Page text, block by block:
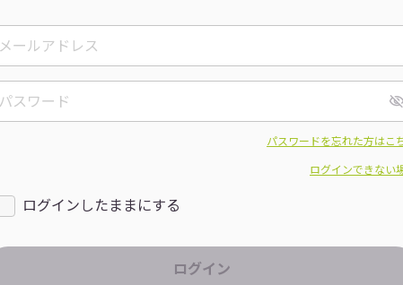
パスワードを忘れた方はこ
ログインできない
ログインしたままにする